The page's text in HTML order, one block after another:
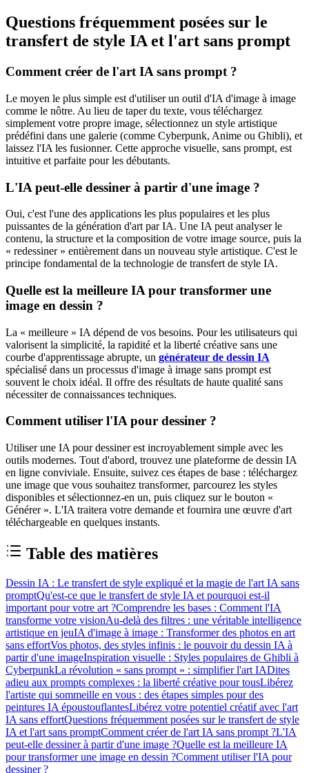
Questions fréquemment posées sur le
transfert de style IA et l'art sans prompt
Comment créer de l'art IA sans prompt ?
Le moyen le plus simple est d'utiliser un outil d'IA d'image à image
comme le nôtre. Au lieu de taper du texte, vous téléchargez
simplement votre propre image, sélectionnez un style artistique
prédéfini dans une galerie (comme Cyberpunk, Anime ou Ghibli), et
laissez l'IA les fusionner. Cette approche visuelle, sans prompt, est
intuitive et parfaite pour les débutants.
L'IA peut-elle dessiner à partir d'une image ?
Oui, c'est l'une des applications les plus populaires et les plus
puissantes de la génération d'art par IA. Une IA peut analyser le
contenu, la structure et la composition de votre image source, puis la
« redessiner » entièrement dans un nouveau style artistique. C'est le
principe fondamental de la technologie de transfert de style IA.
Quelle est la meilleure IA pour transformer une
image en dessin ?
La « meilleure » IA dépend de vos besoins. Pour les utilisateurs qui
valorisent la simplicité, la rapidité et la liberté créative sans une
courbe d'apprentissage abrupte, un générateur de dessin IA
spécialisé dans un processus d'image à image sans prompt est
souvent le choix idéal. Il offre des résultats de haute qualité sans
nécessiter de connaissances techniques.
Comment utiliser l'IA pour dessiner ?
Utiliser une IA pour dessiner est incroyablement simple avec les
outils modernes. Tout d'abord, trouvez une plateforme de dessin IA
en ligne conviviale. Ensuite, suivez ces étapes de base : téléchargez
une image que vous souhaitez transformer, parcourez les styles
disponibles et sélectionnez-en un, puis cliquez sur le bouton «
Générer ». L'IA traitera votre demande et fournira une œuvre d'art
téléchargeable en quelques instants.
Table des matières
Dessin IA : Le transfert de style expliqué et la magie de l'art IA sans
promptQu'est-ce que le transfert de style IA et pourquoi est-il
important pour votre art ?Comprendre les bases : Comment l'IA
transforme votre visionAu-delà des filtres : une véritable intelligence
artistique en jeuIA d'image à image : Transformer des photos en art
sans effortVos photos, des styles infinis : le pouvoir du dessin IA à
partir d'une imageInspiration visuelle : Styles populaires de Ghibli à
CyberpunkLa révolution « sans prompt » : simplifier l'art IADites
adieu aux prompts complexes : la liberté créative pour tousLibérez
l'artiste qui sommeille en vous : des étapes simples pour des
peintures IA époustouflantesLibérez votre potentiel créatif avec l'art
IA sans effortQuestions fréquemment posées sur le transfert de style
IA et l'art sans promptComment créer de l'art IA sans prompt ?L'IA
peut-elle dessiner à partir d'une image ?Quelle est la meilleure IA
pour transformer une image en dessin ?Comment utiliser l'IA pour
dessiner ?